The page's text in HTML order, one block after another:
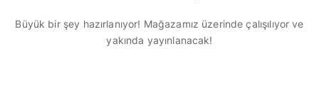
Büyük bir şey hazırlanıyor! Mağazamız üzerinde çalışılıyor ve
yakında yayınlanacak!